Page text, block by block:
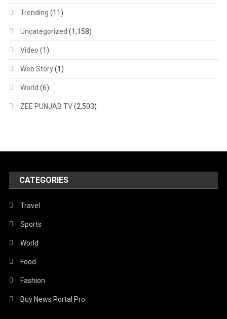
Trending (11)
Uncategorized (1,158)
Video (1)
Web Story(1)
World (6)
ZEE PUNJAB TV(2,503)
CATEGORIES
Travel
Sports
World
Food
Fashion
Buy News Portal Pro